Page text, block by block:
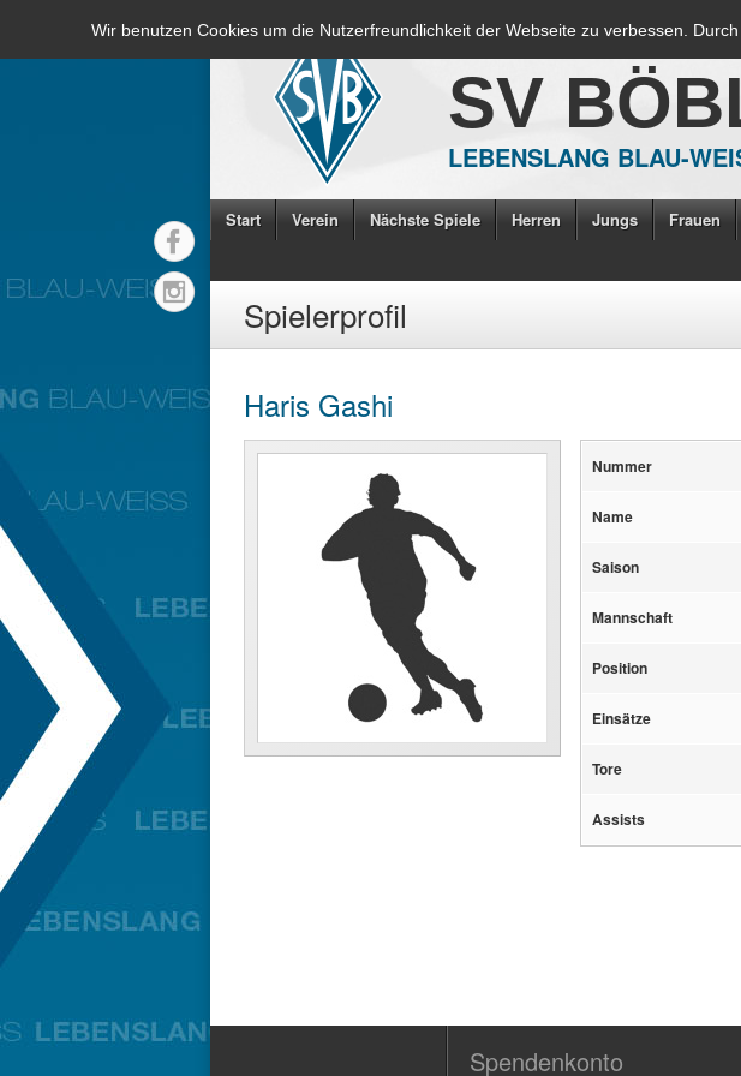
Wir benutzen Cookies um die Nutzerfreundlichkeit der Webseite zu verbessen.
SV
LEBENSLANG BLAU-
Start Verein Nächste Spiele Herren Jungs Frauen
Spielerprofil
Haris Gashi
Nummer
Name
Saison
Mannschaft
Position
Einsätze
Tore
Assists
Spendenkonto